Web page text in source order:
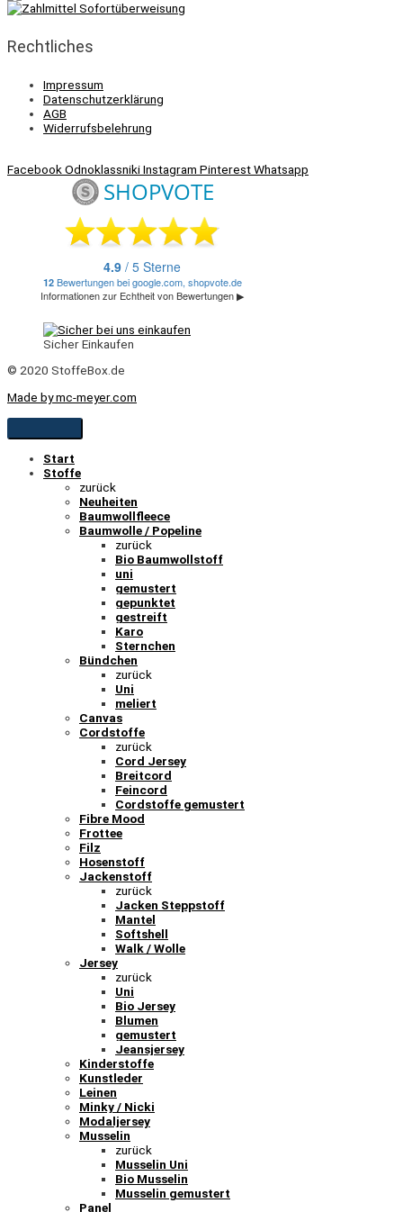
Rechtliches
Impressum
Datenschutzerklärung
AGB
Widerrufsbelehrung
FacebookOdnoklassnikiInstagram PinterestWhatsapp
Sicher Einkaufen
© 2020 StoffeBox.de
Made by mc-meyer.com
Start
Stoffe
zurück
Neuheiten
Baumwollfleece
Baumwolle / Popeline
zurück
Bio Baumwollstoff
uni
gemustert
gepunktet
gestreift
Karo
Sternchen
Bündchen
zurück
Uni
meliert
Canvas
Cordstoffe
zurück
Cord Jersey
Breitcord
Feincord
Cordstoffe gemustert
Fibre Mood
Frottee
Filz
Hosenstoff
Jackenstoff
zurück
Jacken Steppstoff
Mantel
Softshell
Walk / Wolle
Jersey
zurück
Uni
Bio Jersey
Blumen
gemustert
Jeansjersey
Kinderstoffe
Kunstleder
Leinen
Minky / Nicki
Modaljersey
Musselin
zurück
Musselin Uni
Bio Musselin
Musselin gemustert
Panel